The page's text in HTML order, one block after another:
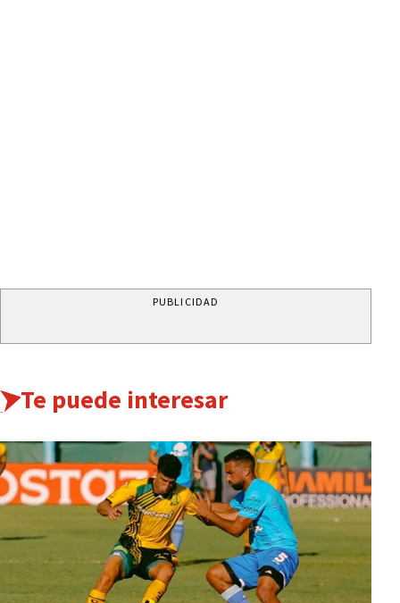
PUBLICIDAD
Te puede interesar